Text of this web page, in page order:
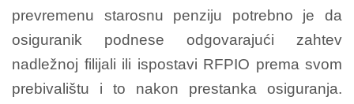
prevremenu starosnu penziju potrebno je da
osiguranik podnese odgovarajući zahtev
nadležnoj filijali ili ispostavi RFPIO prema svom
prebivalištu i to nakon prestanka osiguranja.